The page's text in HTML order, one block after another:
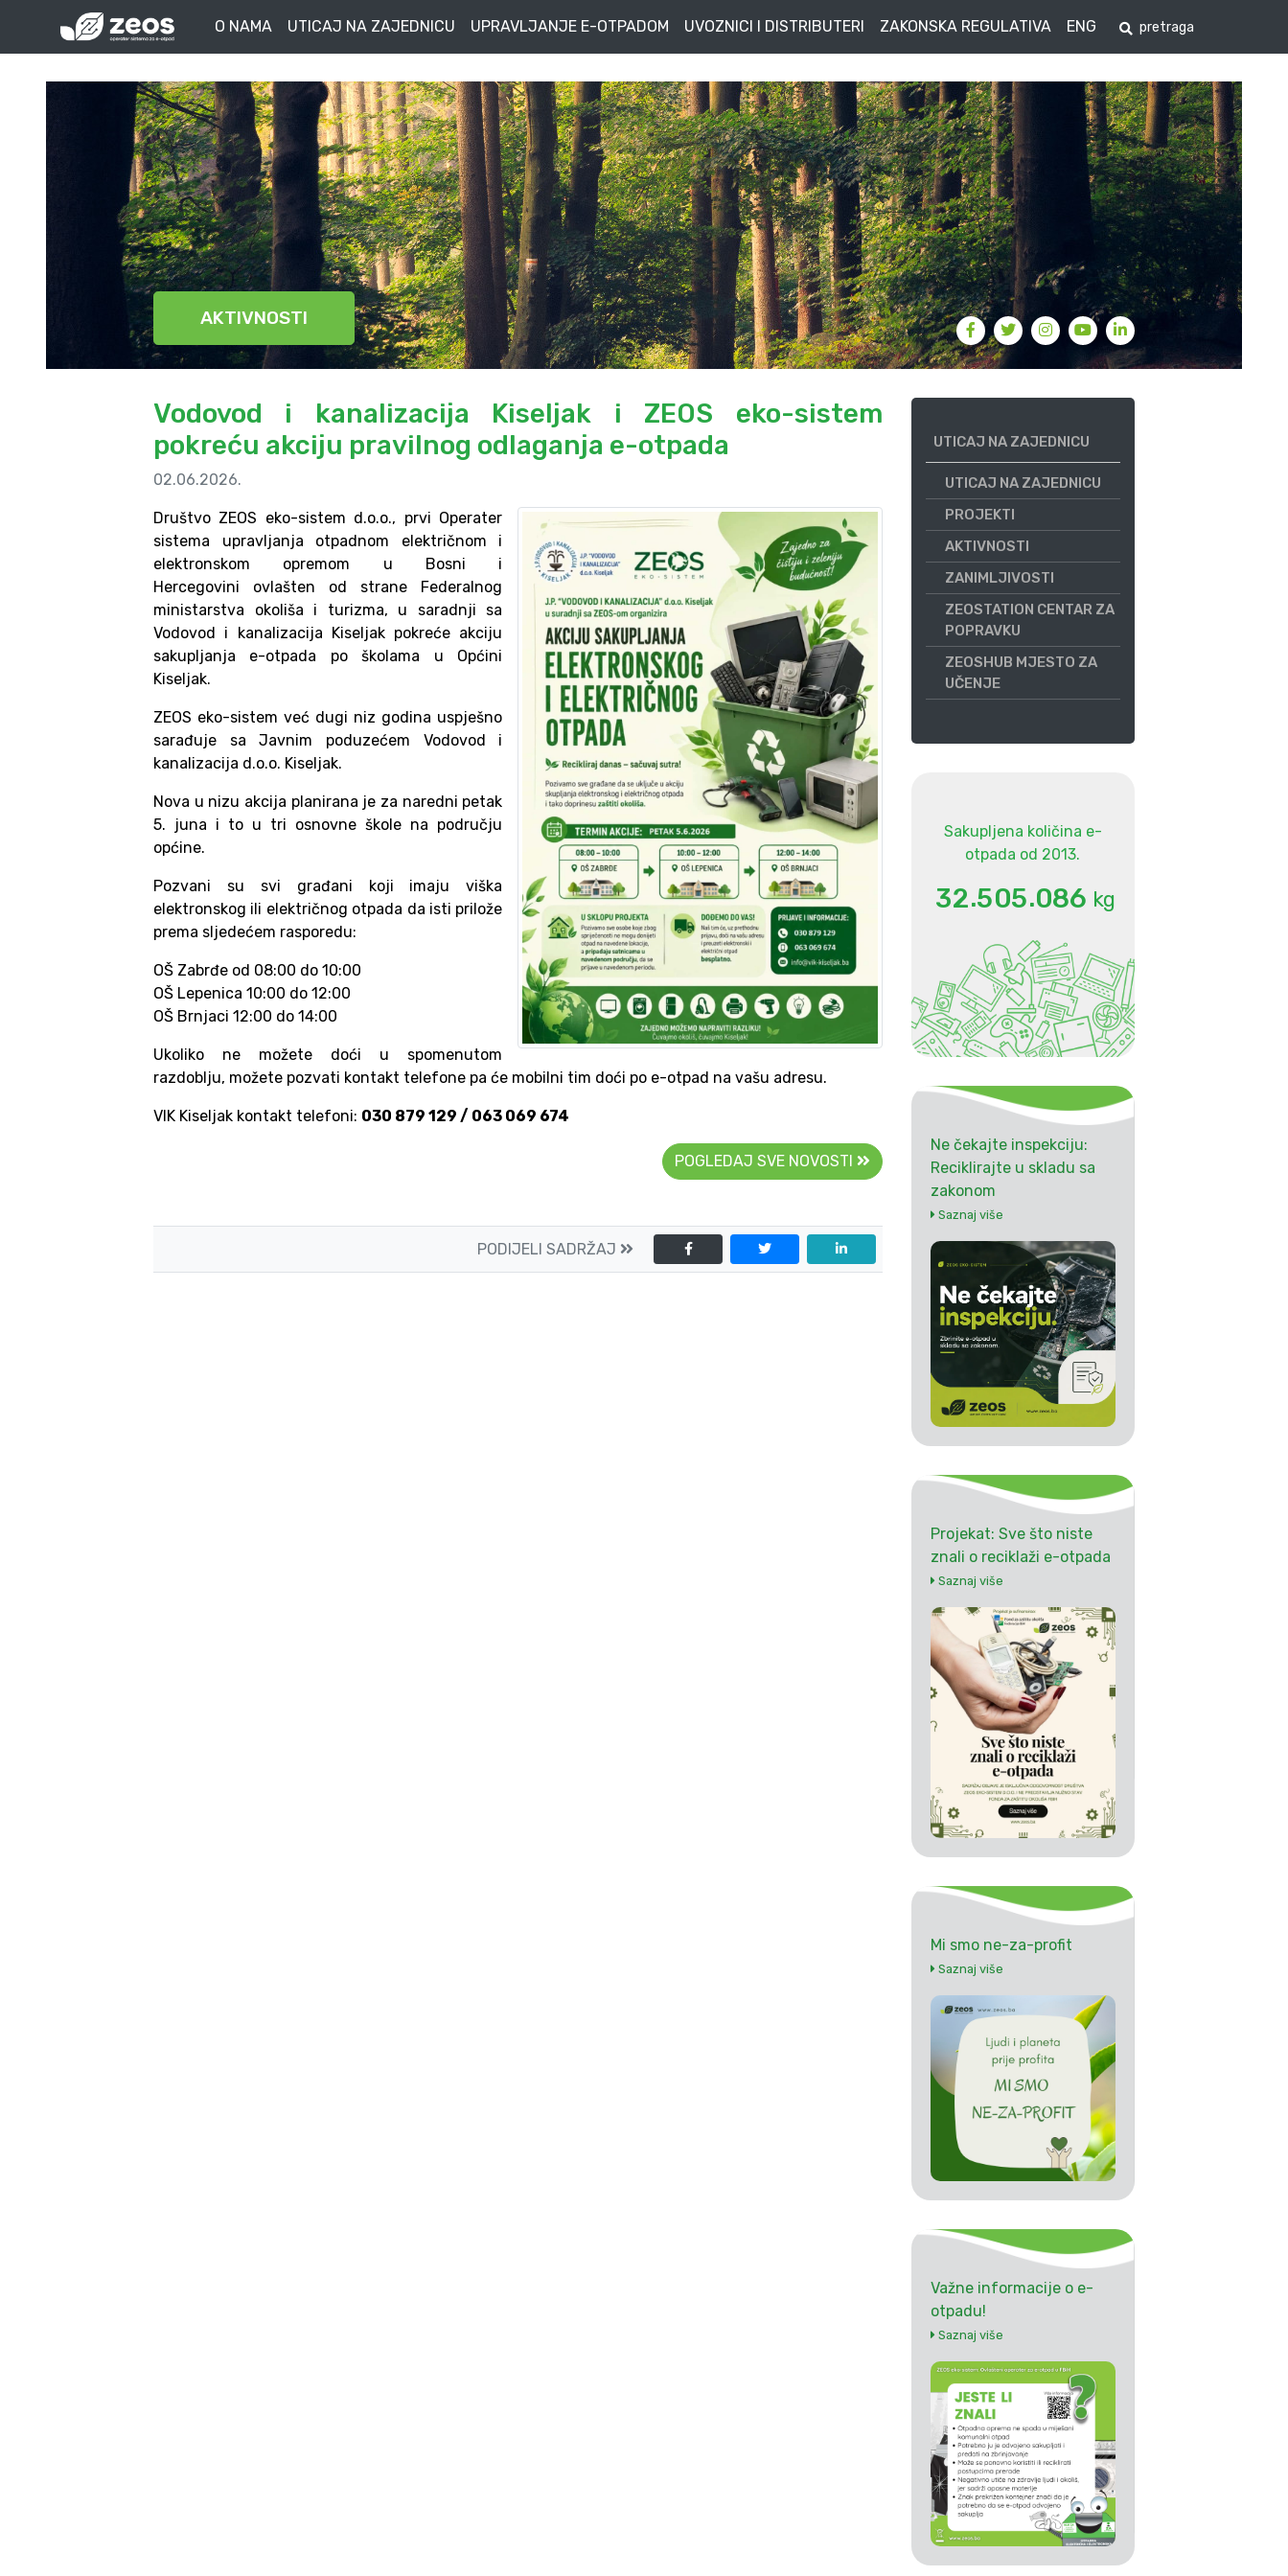
O NAMA UTICAJ NA ZAJEDNICU UPRAVLJANJE E-OTPADOM UVOZNICI I DISTRIBUTERI ZAKONSKA REGULATIVA ENG
AKTIVNOSTI
Vodovod i kanalizacija Kiseljak i ZEOS eko-sistem
pokreću akciju pravilnog odlaganja e-otpada
02.06.2026.
Društvo ZEOS eko-sistem d.o.o., prvi Operater
sistema upravljanja otpadnom električnom i
elektronskom opremom u Bosni i
Hercegovini ovlašten od strane Federalnog
ministarstva okoliša i turizma, u saradnji sa
Vodovod i kanalizacija Kiseljak pokreće akciju
sakupljanja e-otpada po školama u Općini
Kiseljak.
ZEOS eko-sistem već dugi niz godina uspješno
sarađuje sa Javnim poduzećem Vodovod i
kanalizacija d.o.o. Kiseljak.
Nova u nizu akcija planirana je za naredni petak
5. juna i to u tri osnovne škole na području
općine.
Pozvani su svi građani koji imaju viška
elektronskog ili električnog otpada da isti prilože
prema sljedećem rasporedu:
OŠ Zabrđe od 08:00 do 10:00
OŠ Lepenica 10:00 do 12:00
OŠ Brnjaci 12:00 do 14:00
Ukoliko ne možete doći u spomenutom
razdoblju, možete pozvati kontakt telefone pa će mobilni tim doći po e-otpad na vašu adresu.
VIK Kiseljak kontakt telefoni: 030 879 129 / 063 069 674
POGLEDAJ SVE NOVOSTI
PODIJELI SADRŽAJ
UTICAJ NA ZAJEDNICU
UTICAJ NA ZAJEDNICU
PROJEKTI
AKTIVNOSTI
ZANIMLJIVOSTI
ZEOSTATION CENTAR ZA
POPRAVKU
ZEOSHUB MJESTO ZA
UČENJE
Sakupljena količina e-
otpada od 2013.
32.505.086 kg
Ne čekajte inspekciju:
Reciklirajte u skladu sa
zakonom
Saznaj više
Projekat: Sve što niste
znali o reciklaži e-otpada
Saznaj više
Mi smo ne-za-profit
Saznaj više
Važne informacije o e-
otpadu!
Saznaj više